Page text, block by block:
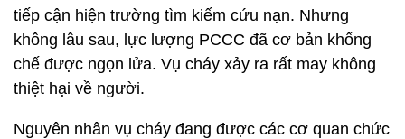
tiếp cận hiện trường tìm kiếm cứu nạn. Nhưng
không lâu sau, lực lượng PCCC đã cơ bản khống
chế được ngọn lửa. Vụ cháy xảy ra rất may không
thiệt hại về người.
Nguyên nhân vụ cháy đang được các cơ quan chức